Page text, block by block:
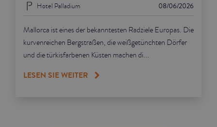
08/06/2026
Hotel Palladium
Mallorca ist eines der bekanntesten Radziele Europas. Die
kurvenreichen Bergstraßen, die weißgetünchten Dörfer
und die türkisfarbenen Küsten machen di...
LESEN SIE WEITER